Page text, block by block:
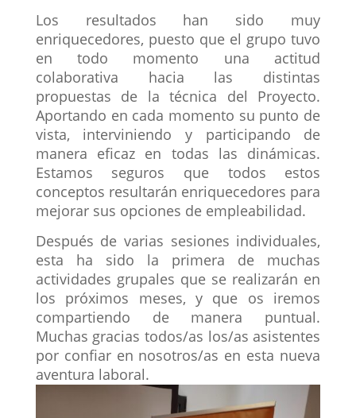
Los resultados han sido muy
enriquecedores, puesto que el grupo tuvo
en todo momento una actitud
colaborativa hacia las distintas
propuestas de la técnica del Proyecto.
Aportando en cada momento su punto de
vista, interviniendo y participando de
manera eficaz en todas las dinámicas.
Estamos seguros que todos estos
conceptos resultarán enriquecedores para
mejorar sus opciones de empleabilidad.
Después de varias sesiones individuales,
esta ha sido la primera de muchas
actividades grupales que se realizarán en
los próximos meses, y que os iremos
compartiendo de manera puntual.
Muchas gracias todos/as los/as asistentes
por confiar en nosotros/as en esta nueva
aventura laboral.